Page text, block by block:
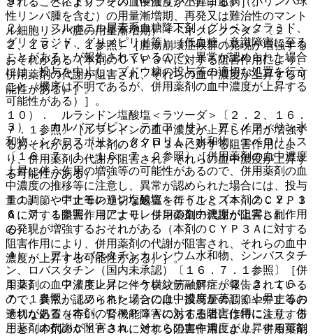
２）． スルホニル尿素系血糖降下剤（グリベンクラミド、
グリクラジド、グリメピリド等）［低血糖（意識障害に至る
ことがある）が報告されているので、異常が認められた場合
には、投与を中止し、ブドウ糖の投与等の適切な処置を行う
こと（機序は不明であるが、併用薬剤の血中濃度が上昇する
可能性がある）］。
３）． カルバマゼピン、テオフィリン、アミノフィリン水
和物、シクロスポリン、タクロリムス水和物、エベロリムス
〔１６．７．１、１６．７．２参照〕［併用薬剤の血中濃度
上昇に伴う作用の増強等の可能性があるので、併用薬剤の血
中濃度の推移等に注意し、異常が認められた場合には、投与
量の調節や中止等の適切な処置を行うこと（本剤のＣＹＰ３
Ａに対する阻害作用により、併用薬剤の代謝が阻害され
る）］。
４）． アトルバスタチンカルシウム水和物、シンバスタチ
ン、ロバスタチン（国内未承認）〔１６．７．１参照〕［併
用薬剤の血中濃度上昇に伴う横紋筋融解症が報告されている
ので、異常が認められた場合には、投与量の調節や中止等の
適切な処置を行い、腎機能障害のある患者には特に注意する
こと（本剤のＣＹＰ３Ａに対する阻害作用により、併用薬剤
性リンパ腫を含む）の用量漸増期、再発又は難治性のマント
ル細胞リンパ腫の用量漸増期）＜ベネクレクスタ＞〔２．
２、１６．７．１参照〕［腫瘍崩壊症候群の発現が増強する
おそれがある（本剤のＣＹＰ３Ａに対する阻害作用により、
併用薬剤の代謝が阻害され、それらの血中濃度が上昇する可
能性がある）］。
１０）． ルラシドン塩酸塩＜ラツーダ＞〔２．２、１６．
７．１参照〕［ルラシドンの血中濃度が上昇し作用が増強す
るおそれがある（本剤のＣＹＰ３Ａに対する阻害作用によ
り、併用薬剤の代謝が阻害され、それらの血中濃度が上昇す
る可能性がある）］。
１１）． アナモレリン塩酸塩＜エドルミズ＞〔２．２、１
６．７．１参照〕［アナモレリンの血中濃度が上昇し副作用
の発現が増強するおそれがある（本剤のＣＹＰ３Ａに対する
阻害作用により、併用薬剤の代謝が阻害され、それらの血中
濃度が上昇する可能性がある）］。
１２）． フィネレノン＜ケレンディア＞〔２．２、１６．
７．１参照〕［フィネレノンの血中濃度が著しく上昇するお
それがある（本剤のＣＹＰ３Ａに対する阻害作用により、併
用薬剤の代謝が阻害され、それらの血中濃度が上昇する可能